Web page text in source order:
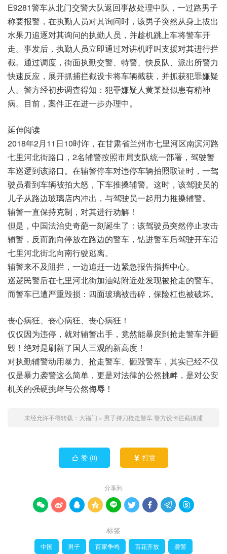
E9281警车从北门交警大队返回事故处理中队，一过路男子
称要报警，在执勤人员对其询问时，该男子突然从身上拔出
水果刀追逐对其询问的执勤人员，并趁机跳上车将警车开
走。事发后，执勤人员立即通过对讲机呼叫支援对其进行拦
截。通过调度，街面执勤交警、特警、快反队、派出所警力
快速反应，展开抓捕拦截设卡将车辆截获，并抓获犯罪嫌疑
人。警方经初步调査得知：犯罪嫌疑人黄某疑似患有精神
病。目前，案件正在进一步办理中。
延伸阅读
2018年2月11日10时许，在甘肃省兰州市七里河区南滨河路
七里河北街路口，2名辅警按照市局支队统一部署，驾驶警
车巡逻到该路口。在辅警停车对违停车辆拍照取证时，一驾
驶员看到车辆被拍大怒，下车推搡辅警。这时，该驾驶员的
儿子从路边玻璃店内冲出，与驾驶员一起用力推搡辅警。
辅警一直保持克制，对其进行劝解！
但是，中国法治史奇葩一刻诞生了：该驾驶员突然停止攻击
辅警，反而跑向停放在路边的警车，钻进警车后驾驶开车沿
七里河北街北向南行驶逃离。
辅警来不及阻拦，一边追赶一边紧急报告指挥中心。
巡逻民警后在七里河北街加油站附近处发现被抢走的警车。
而警车已遭严重毁损：四面玻璃被击碎，保险杠也被破坏。
丧心病狂、丧心病狂、丧心病狂！
仅仅因为违停，就对辅警出手，竟然能暴戾到抢走警车并砸
毁！绝对是刷新了国人三观的新高度！
对执勤辅警动用暴力、抢走警车、砸毁警车，其实已经不仅
仅是暴力袭警这么简单，更是对法律的公然挑衅，是对公安
机关的强硬挑衅与公然侮辱！
未经允许不得转载： 大福门 » 男子持刀抢走警车 警方设卡拦截抓捕
 赞 (0)  打赏
分享到
        
标签
中国 男子 百家争鸣 百花齐放 袭警